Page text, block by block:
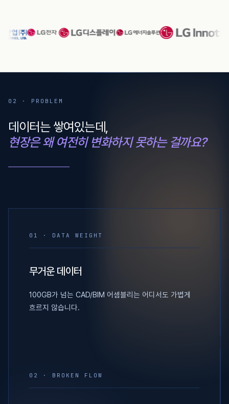
02 · PROBLEM
데이터는 쌓여있는데,
현장은 왜 여전히 변화하지 못하는 걸까요?
01 · DATA WEIGHT
무거운 데이터
100GB가 넘는 CAD/BIM 어셈블리는 어디서도 가볍게
흐르지 않습니다.
02 · BROKEN FLOW